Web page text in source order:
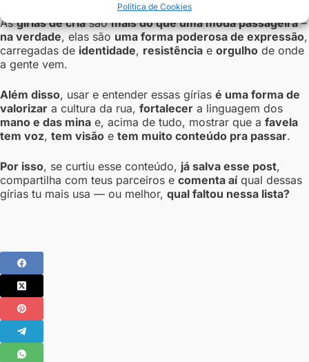
Política de Cookies
Asgírias de criasãomais do que uma moda passageira–
na verdade, elas são uma forma poderosa de expressão,
carregadas de identidade, resistência e orgulho de onde
a gente vem.
Além disso, usar e entender essas gírias é uma forma de
valorizar a cultura da rua, fortalecer a linguagem dos
mano e das mina e, acima de tudo, mostrar que a favela
tem voz, tem visão e tem muito conteúdo pra passar.
Por isso, se curtiu esse conteúdo, já salva esse post,
compartilha com teus parceiros e comenta aíqual dessas
gírias tu mais usa — ou melhor, qual faltou nessa lista?